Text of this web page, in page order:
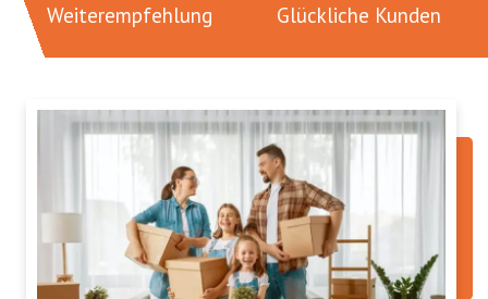
Weiterempfehlung Glückliche Kunden